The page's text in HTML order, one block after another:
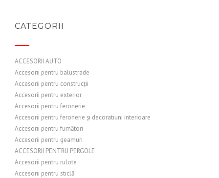
CATEGORII
ACCESORII AUTO
Accesorii pentru balustrade
Accesorii pentru construcții
Accesorii pentru exterior
Accesorii pentru feronerie
Accesorii pentru feronerie și decoratiuni interioare
Accesorii pentru fumători
Accesorii pentru geamuri
ACCESORII PENTRU PERGOLE
Accesorii pentru rulote
Accesorii pentru sticlă